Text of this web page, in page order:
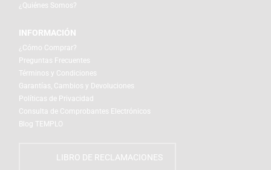
¿Quiénes Somos?
INFORMACIÓN
¿Cómo Comprar?
Preguntas Frecuentes
Términos y Condiciones
Garantías, Cambios y Devoluciones
Políticas de Privacidad
Consulta de Comprobantes Electrónicos
Blog TEMPLO
LIBRO DE RECLAMACIONES